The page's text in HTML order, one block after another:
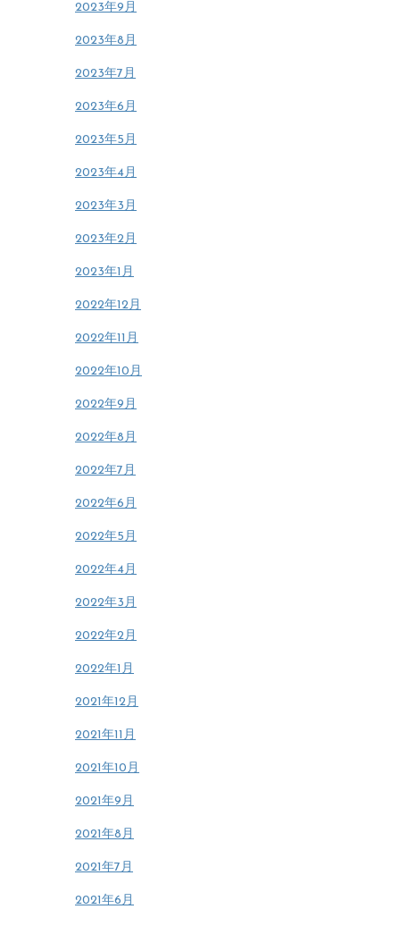
2023年9月
2023年8月
2023年7月
2023年6月
2023年5月
2023年4月
2023年3月
2023年2月
2023年1月
2022年12月
2022年11月
2022年10月
2022年9月
2022年8月
2022年7月
2022年6月
2022年5月
2022年4月
2022年3月
2022年2月
2022年1月
2021年12月
2021年11月
2021年10月
2021年9月
2021年8月
2021年7月
2021年6月